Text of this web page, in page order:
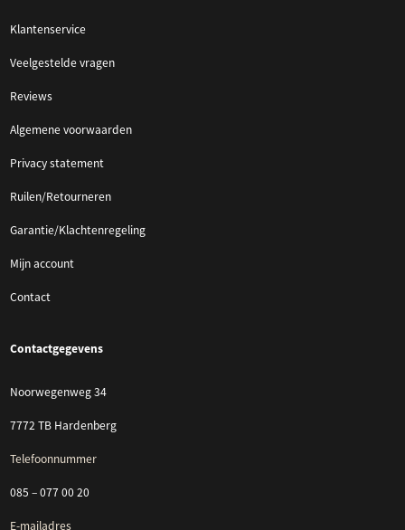
Klantenservice
Veelgestelde vragen
Reviews
Algemene voorwaarden
Privacy statement
Ruilen/Retourneren
Garantie/Klachtenregeling
Mijn account
Contact
Contactgegevens
Noorwegenweg 34
7772 TB Hardenberg
Telefoonnummer
085 – 077 00 20
E-mailadres